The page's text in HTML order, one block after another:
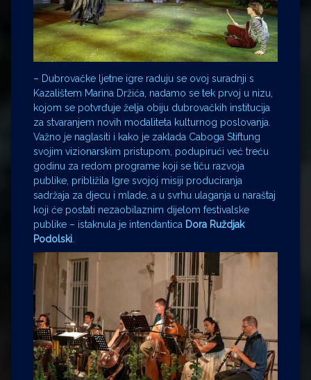
– Dubrovačke ljetne igre raduju se ovoj suradnji s
Kazalištem Marina Držića, nadamo se tek prvoj u nizu,
kojom se potvrđuje želja obiju dubrovačkih institucija
za stvaranjem novih modaliteta kulturnog poslovanja.
Važno je naglasiti i kako je zaklada Caboga Stiftung
svojim vizionarskim pristupom, podupirući već treću
godinu za redom programe koji se tiču razvoja
publike, približila Igre svojoj misiji produciranja
sadržaja za djecu i mlade, a u svrhu ulaganja u naraštaj
koji će postati nezaobilaznim dijelom festivalske
publike – istaknula je intendantica Dora Ruždjak
Podolski.